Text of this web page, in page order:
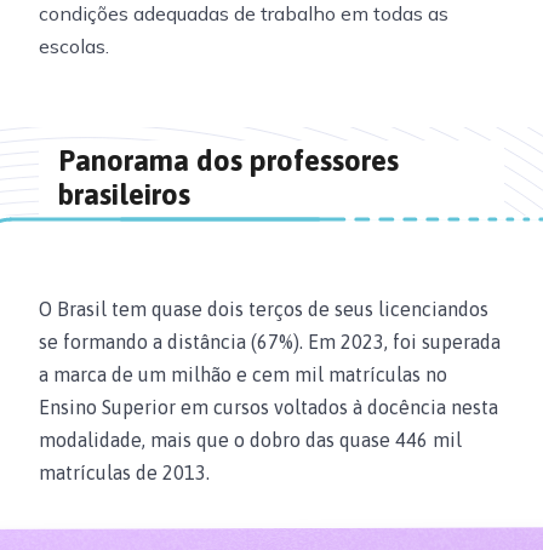
condições adequadas de trabalho em todas as
escolas.
Panorama dos professores
brasileiros
O Brasil tem quase dois terços de seus licenciandos
se formando a distância (67%). Em 2023, foi superada
a marca de um milhão e cem mil matrículas no
Ensino Superior em cursos voltados à docência nesta
modalidade, mais que o dobro das quase 446 mil
matrículas de 2013.